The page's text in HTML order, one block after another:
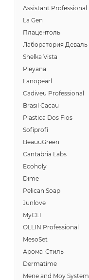
Assistant Professional
La Gen
Плацентоль
Лаборатория Деваль
Shelka Vista
Pleyana
Lanopearl
Cadiveu Professional
Brasil Cacau
Plastica Dos Fios
Sofiprofi
BeauuGreen
Cantabria Labs
Ecoholy
Dime
Pelican Soap
Junlove
MyCLI
OLLIN Professional
MesoSet
Арома-Стиль
Dermatime
Mene and Moy System